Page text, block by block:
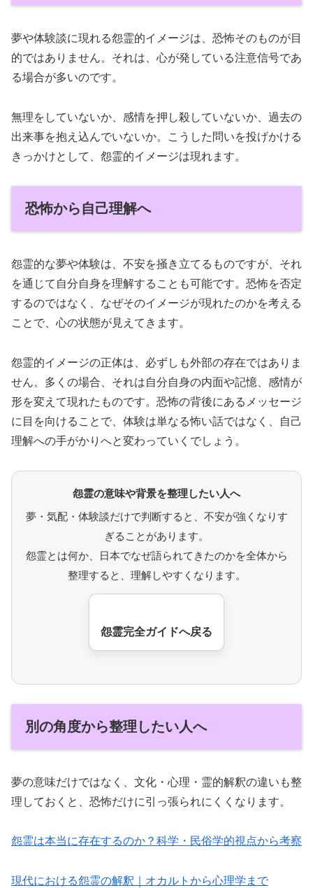
夢や体験談に現れる怨霊的イメージは、恐怖そのものが目
的ではありません。それは、心が発している注意信号であ
る場合が多いのです。
無理をしていないか、感情を押し殺していないか、過去の
出来事を抱え込んでいないか。こうした問いを投げかける
きっかけとして、怨霊的イメージは現れます。
恐怖から自己理解へ
怨霊的な夢や体験は、不安を掻き立てるものですが、それ
を通じて自分自身を理解することも可能です。恐怖を否定
するのではなく、なぜそのイメージが現れたのかを考える
ことで、心の状態が見えてきます。
怨霊的イメージの正体は、必ずしも外部の存在ではありま
せん。多くの場合、それは自分自身の内面や記憶、感情が
形を変えて現れたものです。恐怖の背後にあるメッセージ
に目を向けることで、体験は単なる怖い話ではなく、自己
理解への手がかりへと変わっていくでしょう。
怨霊の意味や背景を整理したい人へ
夢・気配・体験談だけで判断すると、不安が強くなりす
ぎることがあります。
怨霊とは何か、日本でなぜ語られてきたのかを全体から
整理すると、理解しやすくなります。
怨霊完全ガイドへ戻る
別の角度から整理したい人へ
夢の意味だけではなく、文化・心理・霊的解釈の違いも整
理しておくと、恐怖だけに引っ張られにくくなります。
怨霊は本当に存在するのか？科学・民俗学的視点から考察
現代における怨霊の解釈｜オカルトから心理学まで